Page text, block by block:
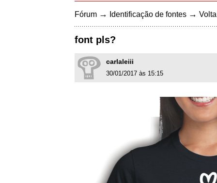
Fórum → Identificação de fontes →
font pls?
carlaleiii
30/01/2017 às 15:15